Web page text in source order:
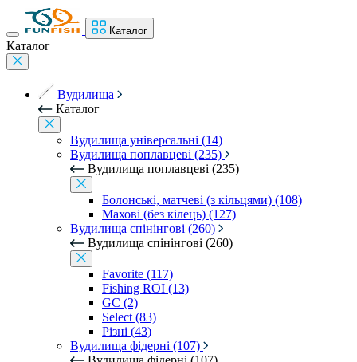
Каталог
Каталог
Вудилища
Каталог
Вудилища універсальні (14)
Вудилища поплавцеві (235)
Вудилища поплавцеві (235)
Болонські, матчеві (з кільцями) (108)
Махові (без кілець) (127)
Вудилища спінінгові (260)
Вудилища спінінгові (260)
Favorite (117)
Fishing ROI (13)
GC (2)
Select (83)
Різні (43)
Вудилища фідерні (107)